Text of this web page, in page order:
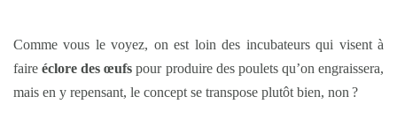
Comme vous le voyez, on est loin des incubateurs qui visent à
faireéclore des œufs pour produire des poulets qu’on engraissera,
mais en y repensant, le concept se transpose plutôt bien, non ?